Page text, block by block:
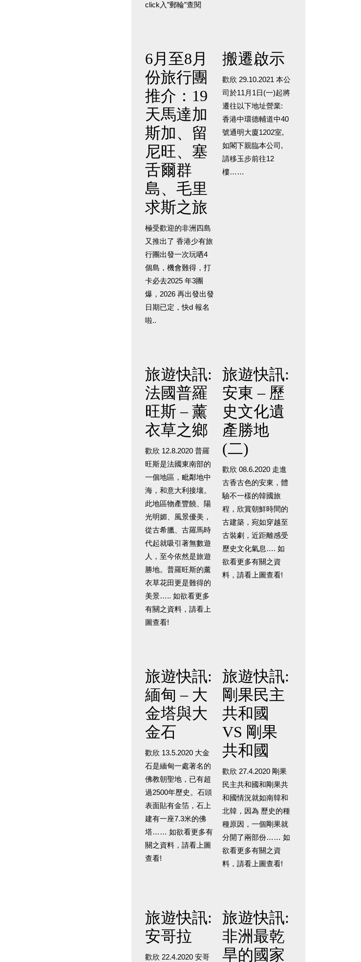
click入”郵輪”查閱
6月至8月
份旅行團
推介：19
天馬達加
斯加、留
尼旺、塞
舌爾群
島、毛里
求斯之旅
極受歡迎的非洲四島
又推出了 香港少有旅
行團出發一次玩哂4
個島，機會難得，打
卡必去2025 年3團
爆，2026 再出發出發
日期已定，快d 報名
啦..
搬遷啟示
歡欣 29.10.2021 本公
司於11月1日(一)起將
遷往以下地址營業:
香港中環德輔道中40
號通明大廈1202室,
如閣下親臨本公司,
請移玉步前往12
樓……
旅遊快訊:
法國普羅
旺斯 – 薰
衣草之鄉
歡欣 12.8.2020 普羅
旺斯是法國東南部的
一個地區，毗鄰地中
海，和意大利接壤。
此地區物產豐饒、陽
光明媚、風景優美，
從古希臘、古羅馬時
代起就吸引著無數遊
人，至今依然是旅遊
勝地。普羅旺斯的薰
衣草花田更是難得的
美景….. 如欲看更多
有關之資料，請看上
圖查看!
旅遊快訊:
安東 – 歷
史文化遺
產勝地
(二)
歡欣 08.6.2020 走進
古香古色的安東，體
驗不一樣的韓國旅
程，欣賞朝鮮時間的
古建築，宛如穿越至
古裝劇，近距離感受
歷史文化氣息…. 如
欲看更多有關之資
料，請看上圖查看!
旅遊快訊:
緬甸 – 大
金塔與大
金石
歡欣 13.5.2020 大金
石是緬甸一處著名的
佛教朝聖地，已有超
過2500年歷史。石頭
表面貼有金箔，石上
建有一座7.3米的佛
塔…… 如欲看更多有
關之資料，請看上圖
查看!
旅遊快訊:
剛果民主
共和國
VS 剛果
共和國
歡欣 27.4.2020 剛果
民主共和國和剛果共
和國情況就如南韓和
北韓，因為 歷史的種
種原因，一個剛果就
分開了兩部份…… 如
欲看更多有關之資
料，請看上圖查看!
旅遊快訊:
安哥拉
歡欣 22.4.2020 安哥
旅遊快訊:
非洲最乾
旱的國家